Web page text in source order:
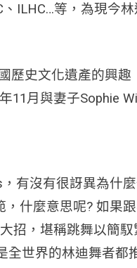
ILHC…等，為現今
歷史文化遺產的興
月與妻子Sophie
有沒有很訝異為什
什麼意思呢? 如果
招，堪稱跳舞以簡
世界的林迪舞者都